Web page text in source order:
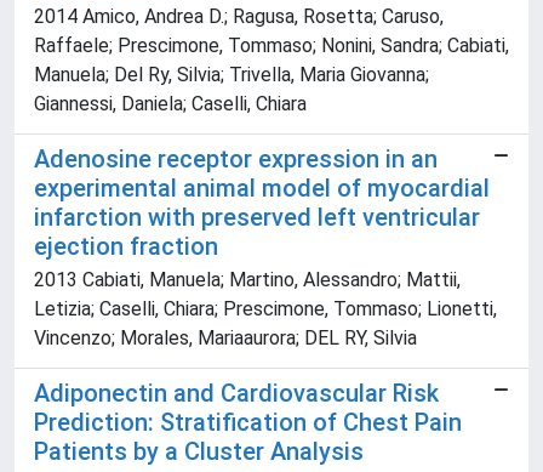
2014 Amico, Andrea D.; Ragusa, Rosetta; Caruso,
Raffaele; Prescimone, Tommaso; Nonini, Sandra; Cabiati,
Manuela; Del Ry, Silvia; Trivella, Maria Giovanna;
Giannessi, Daniela; Caselli, Chiara
Adenosine receptor expression in an
experimental animal model of myocardial
infarction with preserved left ventricular
ejection fraction
2013 Cabiati, Manuela; Martino, Alessandro; Mattii,
Letizia; Caselli, Chiara; Prescimone, Tommaso; Lionetti,
Vincenzo; Morales, Mariaaurora; DEL RY, Silvia
Adiponectin and Cardiovascular Risk
Prediction: Stratification of Chest Pain
Patients by a Cluster Analysis